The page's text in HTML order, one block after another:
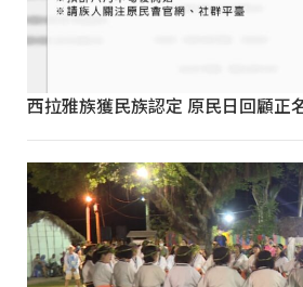
西拉雅族獲民族認定 原民日回顧正